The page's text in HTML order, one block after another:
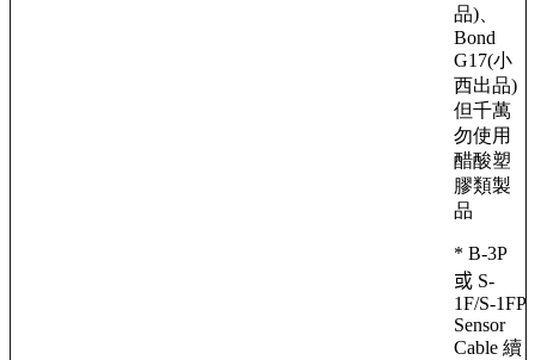
品)、
Bond
G17(小
西出品)
但千萬
勿使用
醋酸塑
膠類製
品
* B-3P
或 S-
1F/S-1FP
Sensor
Cable 續